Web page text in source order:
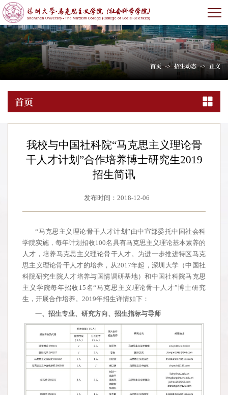
首页 -> 招生动态 -> 正文
首页
我校与中国社科院“马克思主义理论骨
干人才计划”合作培养博士研究生2019
招生简讯
发布时间：2018-12-06
“马克思主义理论骨干人才计划”由中宣部委托中国社会科
学院实施，每年计划招收100名具有马克思主义理论基本素养的
人才，培养马克思主义理论骨干人才。为进一步推进特区马克
思主义理论骨干人才的培养，从2017年起，深圳大学（中国社
科院研究生院人才培养与国情调研基地）和中国社科院马克思
主义学院每年招收15名“马克思主义理论骨干人才”博士研究
生，开展合作培养。2019年招生详情如下：
一、招生专业、研究方向、招生指标与导师